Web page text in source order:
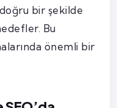
bir şekilde
Bu
önemli bir